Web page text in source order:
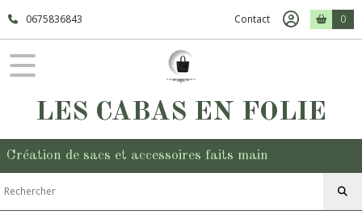
0675836843 Contact 0
LES CABAS EN FOLIE
Création de sacs et accessoires faits main